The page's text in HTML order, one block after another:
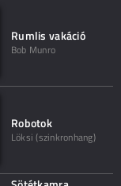
Rumlis vakáció
Bob Munro
Robotok
Löksi (szinkronhang)